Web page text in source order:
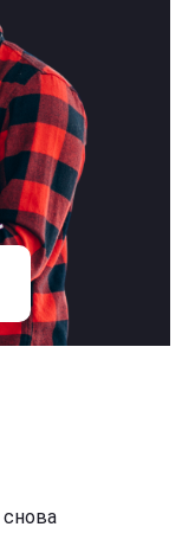
снова